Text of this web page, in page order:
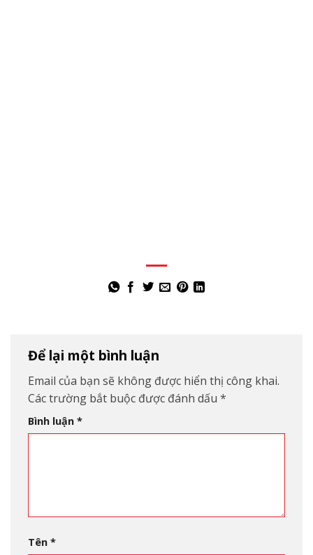
Để lại một bình luận
Email của bạn sẽ không được hiển thị công khai.
Các trường bắt buộc được đánh dấu *
Bình luận *
Tên *